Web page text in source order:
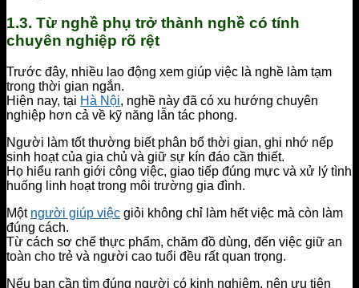
1.3. Từ nghề phụ trở thành nghề có tính
chuyên nghiệp rõ rệt
Trước đây, nhiều lao động xem giúp việc là nghề làm tạm
trong thời gian ngắn.
Hiện nay, tại Hà Nội, nghề này đã có xu hướng chuyên
nghiệp hơn cả về kỹ năng lẫn tác phong.
Người làm tốt thường biết phân bổ thời gian, ghi nhớ nếp
sinh hoạt của gia chủ và giữ sự kín đáo cần thiết.
Họ hiểu ranh giới công việc, giao tiếp đúng mực và xử lý tình
huống linh hoạt trong môi trường gia đình.
Một người giúp việc giỏi không chỉ làm hết việc mà còn làm
đúng cách.
Từ cách sơ chế thực phẩm, chăm đồ dùng, đến việc giữ an
toàn cho trẻ và người cao tuổi đều rất quan trọng.
Nếu bạn cần tìm đúng người có kinh nghiệm, nên ưu tiên